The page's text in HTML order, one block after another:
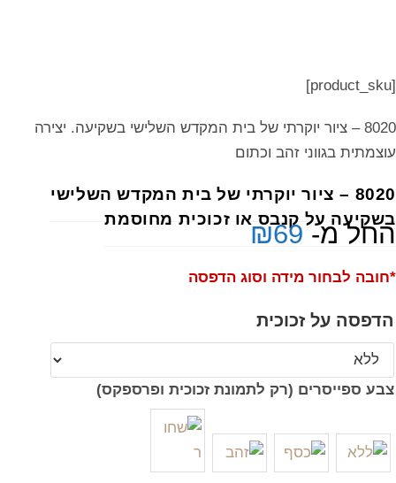
[product_sku]
8020 – ציור יוקרתי של בית המקדש השלישי בשקיעה. יצירה
עוצמתית בגווני זהב וכתום
8020 – ציור יוקרתי של בית המקדש השלישי
בשקיעה על קנבס או זכוכית מחוסמת
החל מ- ₪69
*חובה לבחור מידה וסוג הדפסה
הדפסה על זכוכית
צבע ספייסרים (רק לתמונת זכוכית ופרספקס)